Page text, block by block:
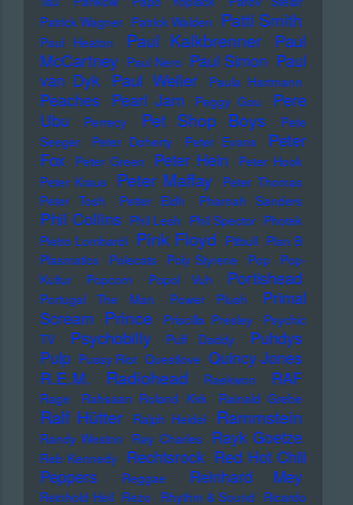
Patrick Wagner Patrick Walden Patti Smith
Paul Heaton Paul Kalkbrenner
Paul
McCartney Paul Nero Paul Simon Paul
van Dyk Paul Weller Paula Hartmann
Peaches Pearl Jam Peggy Gou
Pere
Ubu
Perrecy Pet Shop Boys
Pete
Seeger
Peter Doherty Peter Evans
Peter
Fox
Peter Green Peter Hein
Peter Hook
Peter Kraus
Peter Maffay
Peter Thomas
Peter Tosh
Petter Eldh Pharoah Sanders
Phil Collins Phil Lesh Phil Spector Photek
Pietro Lombardi
Pink Floyd Pitbull Plan B
Plasmatics
Polecats Poly Styrene Pop
Pop-
Kultur
Popcorn Popol Vuh Portishead
Portugal The Man Power Plush
Primal
Scream
Prince Priscilla Presley
Psychic
TV
Psychobilly Puff Daddy
Puhdys
Pulp Pussy Riot Questlove Quincy Jones
R.E.M. Radiohead Raekwon RAF
Rage Rahsaan Roland Kirk Rainald Grebe
Ralf Hütter Ralph Heidel Rammstein
Randy Weston Ray Charles Rayk Goetze
Reb Kennedy Rechtsrock Red Hot Chili
Peppers
Reggae Reinhard Mey
Reinhold Heil Rezo Rhythm & Sound Ricardo